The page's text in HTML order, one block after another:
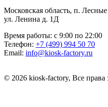
Московская область, п.
ул. Ленина д. 1Д
Время работы: с 9:00 по 22:00
Телефон: +7 (499) 994 50 70
Email: info@kiosk-factory.ru
© 2026 kiosk-factory, Все